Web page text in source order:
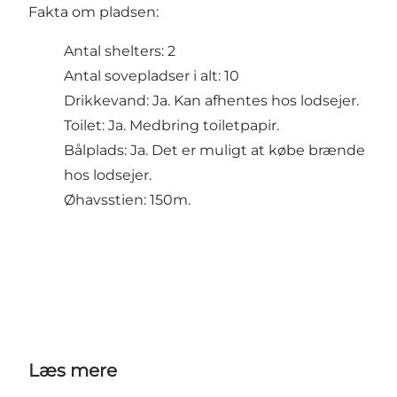
Fakta om pladsen:
Antal shelters: 2
Antal sovepladser i alt: 10
Drikkevand: Ja. Kan afhentes hos lodsejer.
Toilet: Ja. Medbring toiletpapir.
Bålplads: Ja. Det er muligt at købe brænde
hos lodsejer.
Øhavsstien: 150m.
Læs mere